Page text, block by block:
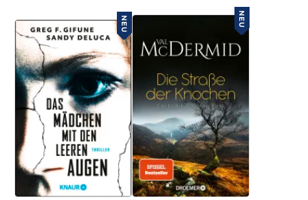
NEU NEU